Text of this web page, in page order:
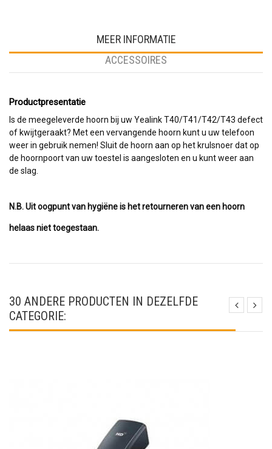
MEER INFORMATIE
ACCESSOIRES
Productpresentatie
Is de meegeleverde hoorn bij uw Yealink T40/T41/T42/T43 defect
of kwijtgeraakt? Met een vervangende hoorn kunt u uw telefoon
weer in gebruik nemen! Sluit de hoorn aan op het krulsnoer dat op
de hoornpoort van uw toestel is aangesloten en u kunt weer aan
de slag.
N.B. Uit oogpunt van hygiëne is het retourneren van een hoorn
helaas niet toegestaan.
30 ANDERE PRODUCTEN IN DEZELFDE
CATEGORIE: